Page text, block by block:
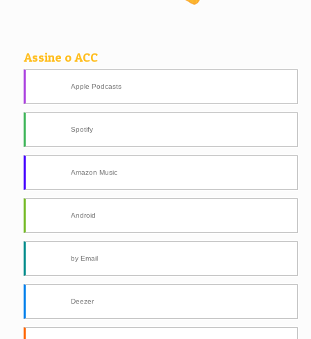
Assine o ACC
Apple Podcasts
Spotify
Amazon Music
Android
by Email
Deezer